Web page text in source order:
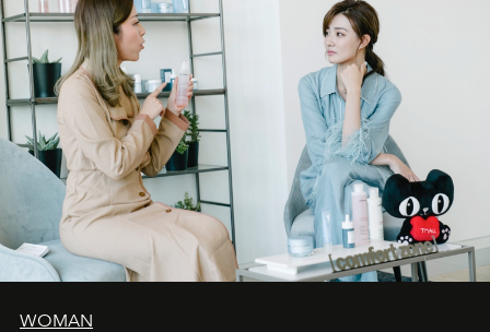
WOMAN